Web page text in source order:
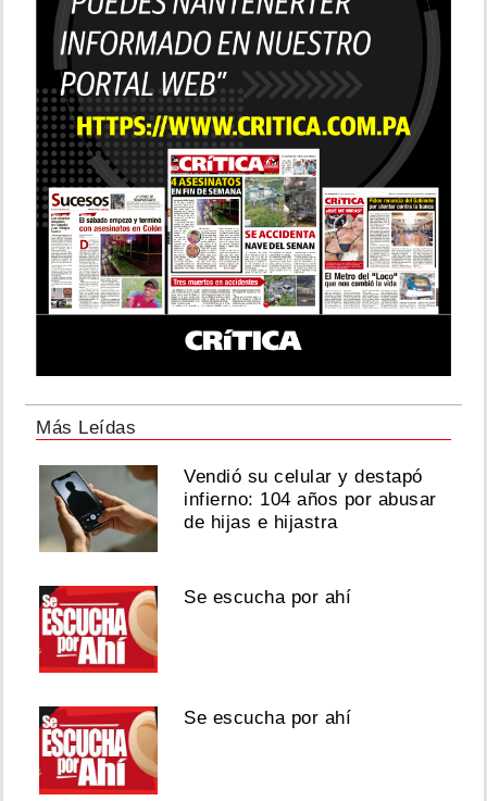
Más Leídas
Vendió su celular y destapó
infierno: 104 años por abusar
de hijas e hijastra
Se escucha por ahí
Se escucha por ahí